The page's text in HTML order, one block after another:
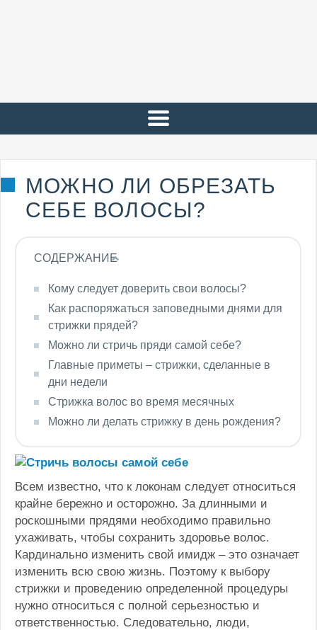
МОЖНО ЛИ ОБРЕЗАТЬ
СЕБЕ ВОЛОСЫ?
СОДЕРЖАНИЕ
Кому следует доверить свои волосы?
Как распоряжаться заповедными днями для
стрижки прядей?
Можно ли стричь пряди самой себе?
Главные приметы – стрижки, сделанные в
дни недели
Стрижка волос во время месячных
Можно ли делать стрижку в день рождения?
Всем известно, что к локонам следует относиться
крайне бережно и осторожно. За длинными и
роскошными прядями необходимо правильно
ухаживать, чтобы сохранить здоровье волос.
Кардинально изменить свой имидж – это означает
изменить всю свою жизнь. Поэтому к выбору
стрижки и проведению определенной процедуры
нужно относиться с полной серьезностью и
ответственностью. Следовательно, люди,